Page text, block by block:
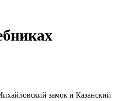
замок и Казанский